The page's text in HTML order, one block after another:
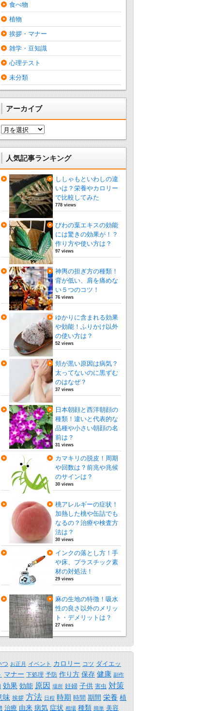
食べ物
植物
挨拶・マナー
雑学・豆知識
心理テスト
未分類
アーカイブ
ア
ー
カ
ブ
人気記事ランキング
ししゃもといわしの違
いは？栄養やカロリー
で比較してみた
778 views
びわの葉エキスの効能
には驚きの効果が！？
作り方や使い方は？
97 views
神輿の担ぎ方の種類！
背が低い、肩を痛めな
い５つのコツ！
76 views
ゆかりに含まれる効果
や効能！ふりかけ以外
の使い方は？
52 views
頬が黒い原因は病気？
太ってないのに黒ずむ
のはなぜ？
37 views
日本朝顔と西洋朝顔の
種類！違いと代表的な
品種や小さい朝顔の名
前は？
31 views
カマキリの脱皮！周期
や回数は？前兆や兆候
のサインは？
30 views
桃アレルギーの症状！
加熱した桃や缶詰でも
なるの？治療や検査方
法は？
30 views
インクの落とし方！手
や床、プラスチック素
材の対処法！
29 views
麻の生地の特徴！吸水
性の良さ以外のメリッ
ト・デメリットは？
27 views
つ お正月 イベント カロリー コツ ダイエッ
マナー 下処理 予防 作り方 保存 健康 副作
効果 効能 原因 場所 妊婦 子供 害虫 対策
味 挨拶 方法 日程 時期 時間 期間 栄養 植
治療 由来 病気 症状 相場 種類 簡単 美容